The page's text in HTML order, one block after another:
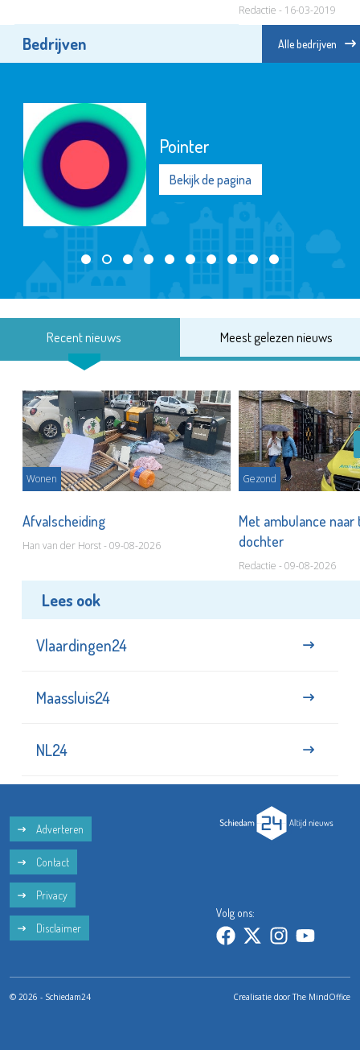
Redactie - 16-03-2019
Bedrijven Alle bedrijven
Pointer
Bekijk de pagina
Recent nieuws Meest gelezen nieuws
Wonen
Afvalscheiding
Han van der Horst - 09-08-2026
Gezond
Met ambulance
dochter
Redactie - 09-08-2026
Lees ook
Vlaardingen24
Maassluis24
NL24
Adverteren
Contact
Privacy
Disclaimer
Volg ons:
© 2026 - Schiedam24 Crealisatie doorThe MindOffice